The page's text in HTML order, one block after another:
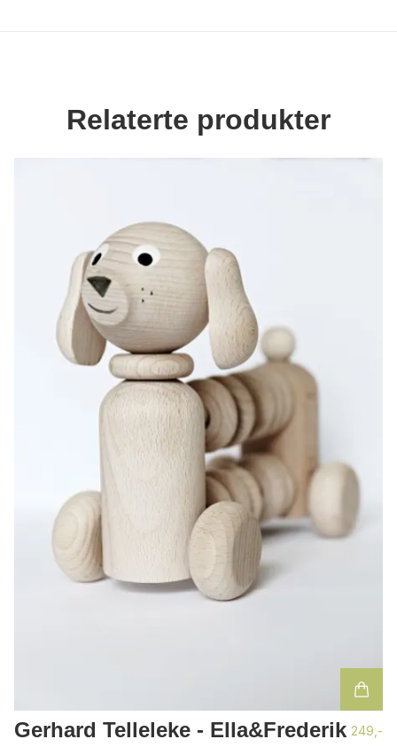
Relaterte produkter
Gerhard Telleleke - Ella&Frederik 249,-